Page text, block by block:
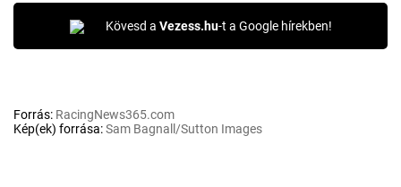
Kövesd a Vezess.hu-t a Google hírekben!
Forrás: RacingNews365.com
Kép(ek) forrása:Sam Bagnall/Sutton Images